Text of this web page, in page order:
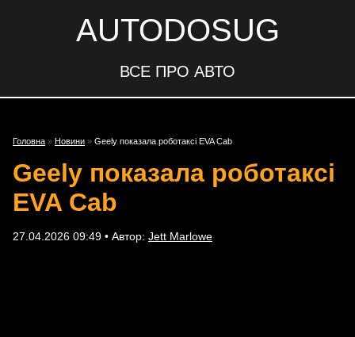
AUTODOSUG
ВСЕ ПРО АВТО
Головна » Новини » Geely показала роботаксі EVA Cab
Geely показала роботаксі
EVA Cab
27.04.2026 09:49 • Автор: Jett Marlowe